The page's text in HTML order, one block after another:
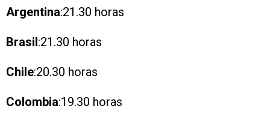
Argentina:21.30 horas
Brasil :21.30 horas
Chile:20.30 horas
Colombia:19.30 horas